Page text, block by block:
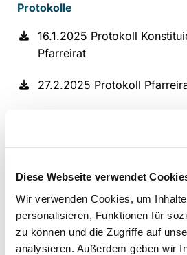
Diese Webseite verwendet
Wir verwenden Cookies, um
personalisieren, Funktionen für
zu können und die Zugriffe auf
analysieren. Außerdem geben wir
Protokolle
16.1.2025 Protokoll
Pfarreirat
27.2.2025 Protokoll
22.5.2025 Protokoll
10.7.2025 Protokoll
25.9.2025 Protokoll
6.11.2025 Protokoll